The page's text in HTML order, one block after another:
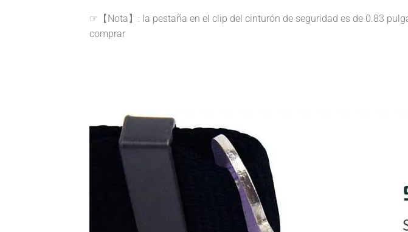
☞【Nota】: la pestaña en el clip del cinturón de seguridad es de 0.83
comprar